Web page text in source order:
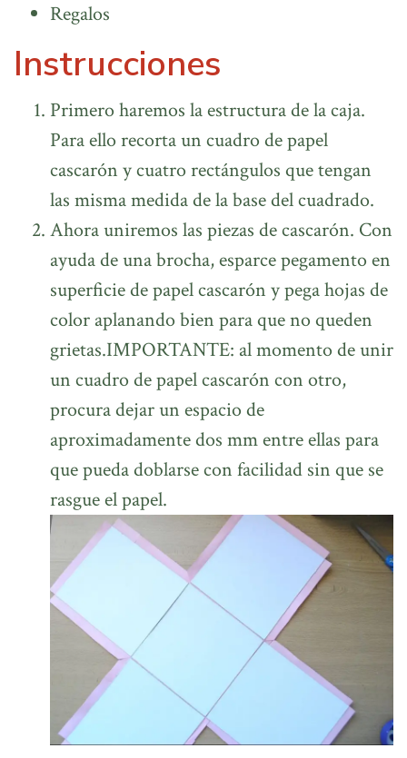
Regalos
Instrucciones
Primero haremos la estructura de la caja.
Para ello recorta un cuadro de papel
cascarón y cuatro rectángulos que tengan
las misma medida de la base del cuadrado.
Ahora uniremos las piezas de cascarón. Con
ayuda de una brocha, esparce pegamento en
superficie de papel cascarón y pega hojas de
color aplanando bien para que no queden
grietas.IMPORTANTE: al momento de unir
un cuadro de papel cascarón con otro,
procura dejar un espacio de
aproximadamente dos mm entre ellas para
que pueda doblarse con facilidad sin que se
rasgue el papel.